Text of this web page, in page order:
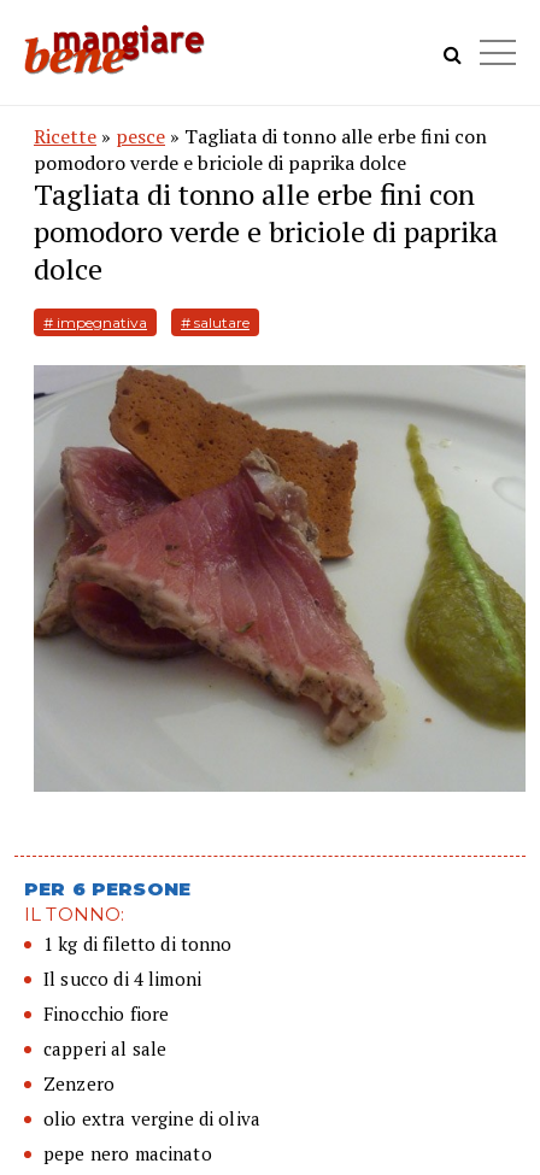
Ricette » pesce » Tagliata di tonno alle erbe fini con
pomodoro verde e briciole di paprika dolce
Tagliata di tonno alle erbe fini con
pomodoro verde e briciole di paprika
dolce
# impegnativa # salutare
PER 6 PERSONE
IL TONNO:
1 kg di filetto di tonno
Il succo di 4 limoni
Finocchio fiore
capperi al sale
Zenzero
olio extra vergine di oliva
pepe nero macinato